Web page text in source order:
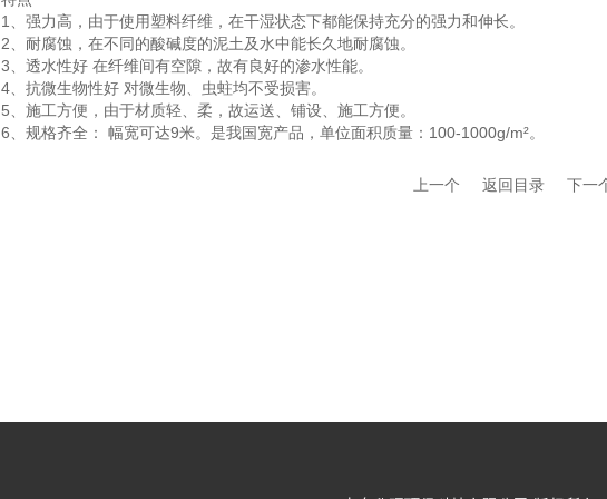
1、强力高，由于使用塑料纤维，在干湿状态下都能保持充分的强力和伸长。
2、耐腐蚀，在不同的酸碱度的泥土及水中能长久地耐腐蚀。
3、透水性好 在纤维间有空隙，故有良好的渗水性能。
4、抗微生物性好 对微生物、虫蛀均不受损害。
5、施工方便，由于材质轻、柔，故运送、铺设、施工方便。
6、规格齐全： 幅宽可达9米。是我国宽产品，单位面积质量：100-1000g/m²。
上一个 返回目录 下一